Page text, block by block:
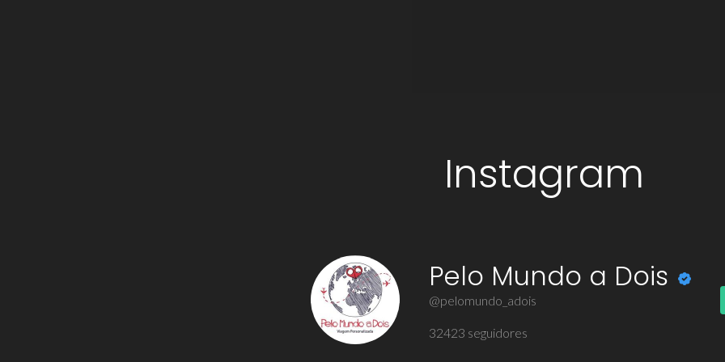
Instagram
Pelo Mundo a Dois
@pelomundo_adois
32423 seguidores